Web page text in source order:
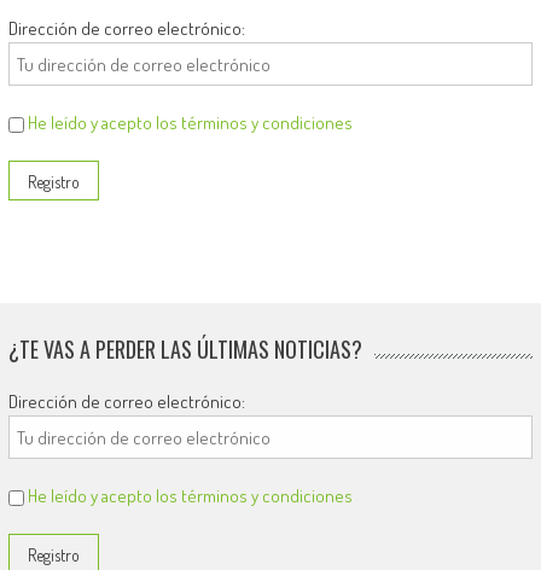
Dirección de correo electrónico:
He leído y acepto los términos y condiciones
¿TE VAS A PERDER LAS ÚLTIMAS NOTICIAS?
Dirección de correo electrónico:
He leído y acepto los términos y condiciones